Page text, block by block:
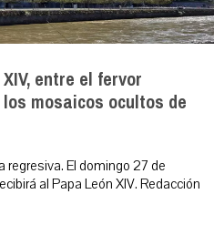
entre el fervor
mosaicos ocultos de
El domingo 27 de
al Papa León XIV. Redacción